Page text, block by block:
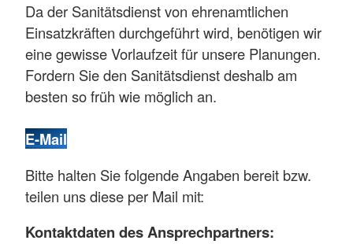
Da der Sanitätsdienst von ehrenamtlichen
Einsatzkräften durchgeführt wird, benötigen wir
eine gewisse Vorlaufzeit für unsere Planungen.
Fordern Sie den Sanitätsdienst deshalb am
besten so früh wie möglich an.
E-Mail
Bitte halten Sie folgende Angaben bereit bzw.
teilen uns diese per Mail mit:
Kontaktdaten des Ansprechpartners: